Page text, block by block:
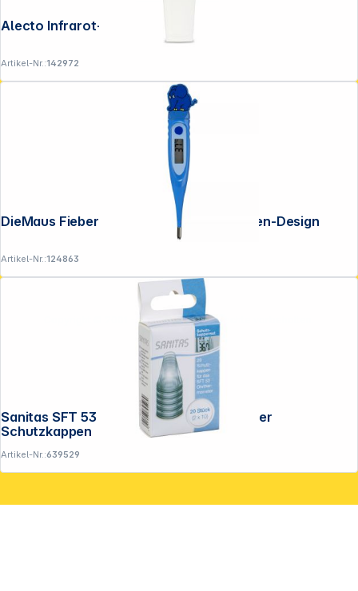
Artikel-Nr.:142972
DieMaus Fieberthermometer 2D-Elefanten-Design
Artikel-Nr.:124863
Sanitas SFT 53 Nachkaufset Thermometer
Schutzkappen
Artikel-Nr.:639529
Copyright © 2001 - 2026 DGH - Alle Rechte vorbehalten.